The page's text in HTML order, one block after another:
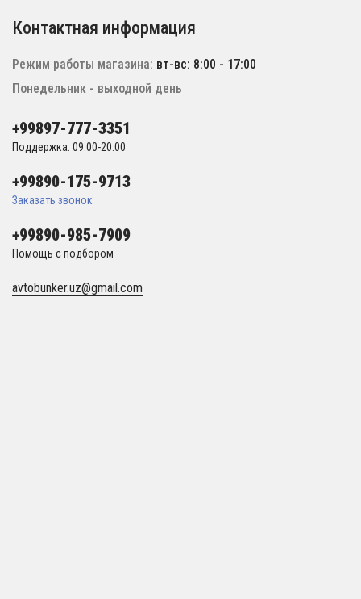
Контактная информация
Режим работы магазина: вт-вс: 8:00 - 17:00
Понедельник - выходной день
+99897-777-3351
Поддержка: 09:00-20:00
+99890-175-9713
Заказать звонок
+99890-985-7909
Помощь с подбором
avtobunker.uz@gmail.com